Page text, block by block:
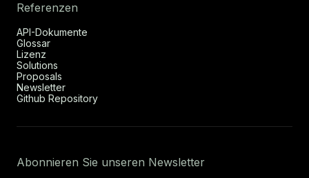
Referenzen
API-Dokumente
Glossar
Lizenz
Solutions
Proposals
Newsletter
Github Repository
Abonnieren Sie unseren Newsletter